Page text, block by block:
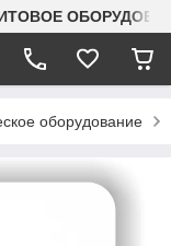
оборудование